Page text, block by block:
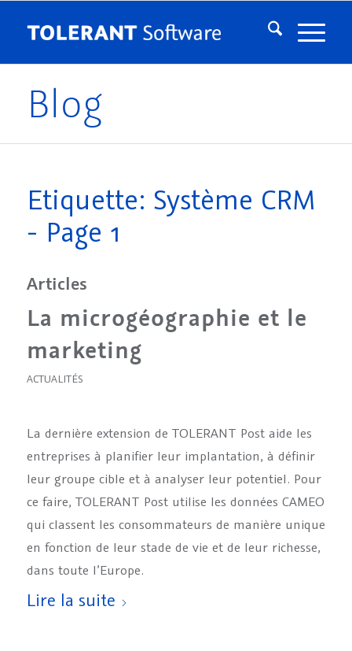
Blog
Etiquette: Système CRM
- Page 1
Articles
La microgéographie et le
marketing
ACTUALITÉS
La dernière extension de TOLERANT Post aide les
entreprises à planifier leur implantation, à définir
leur groupe cible et à analyser leur potentiel. Pour
ce faire, TOLERANT Post utilise les données CAMEO
qui classent les consommateurs de manière unique
en fonction de leur stade de vie et de leur richesse,
dans toute l’Europe.
Lire la suite